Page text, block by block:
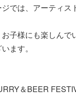
ジでは、アーティス
お子様にも楽しん
ます。
＆BEER